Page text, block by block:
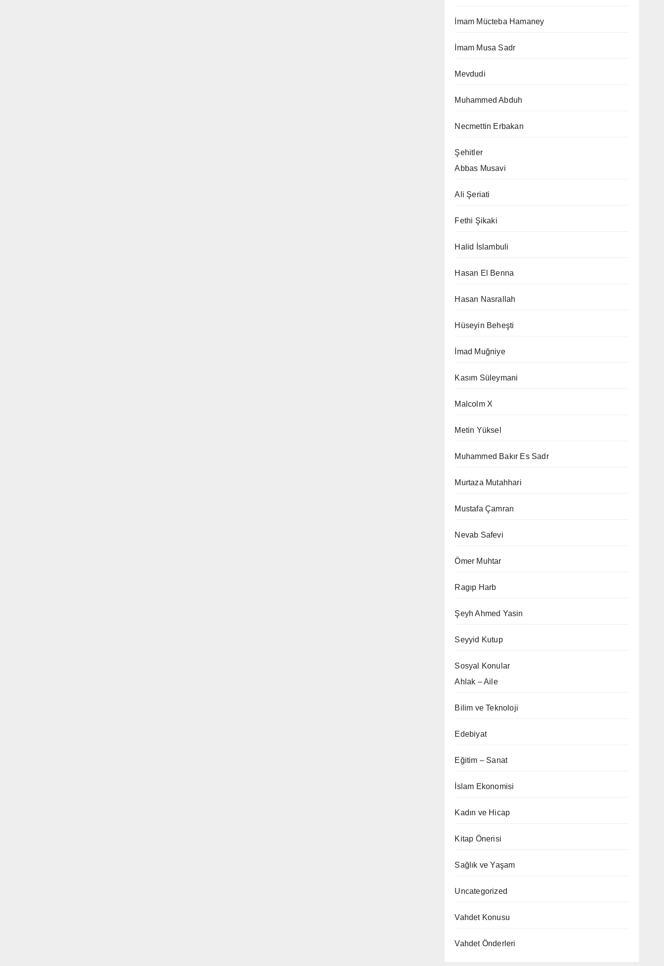
İmam Mücteba Hamaney
İmam Musa Sadr
Mevdudi
Muhammed Abduh
Necmettin Erbakan
Şehitler
Abbas Musavi
Ali Şeriati
Fethi Şikaki
Halid İslambuli
Hasan El Benna
Hasan Nasrallah
Hüseyin Beheşti
İmad Muğniye
Kasım Süleymani
Malcolm X
Metin Yüksel
Muhammed Bakır Es Sadr
Murtaza Mutahhari
Mustafa Çamran
Nevab Safevi
Ömer Muhtar
Ragıp Harb
Şeyh Ahmed Yasin
Seyyid Kutup
Sosyal Konular
Ahlak – Aile
Bilim ve Teknoloji
Edebiyat
Eğitim – Sanat
İslam Ekonomisi
Kadın ve Hicap
Kitap Önerisi
Sağlık ve Yaşam
Uncategorized
Vahdet Konusu
Vahdet Önderleri